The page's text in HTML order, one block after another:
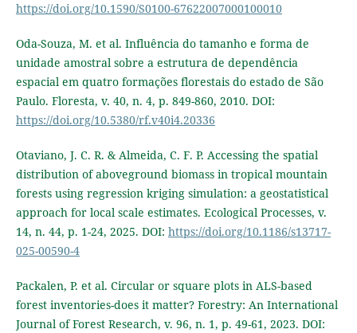
https://doi.org/10.1590/S0100-67622007000100010
Oda-Souza, M. et al. Influência do tamanho e forma de
unidade amostral sobre a estrutura de dependência
espacial em quatro formações florestais do estado de São
Paulo. Floresta, v. 40, n. 4, p. 849-860, 2010. DOI:
https://doi.org/10.5380/rf.v40i4.20336
Otaviano, J. C. R. & Almeida, C. F. P. Accessing the spatial
distribution of aboveground biomass in tropical mountain
forests using regression kriging simulation: a geostatistical
approach for local scale estimates. Ecological Processes, v.
14, n. 44, p. 1-24, 2025. DOI: https://doi.org/10.1186/s13717-
025-00590-4
Packalen, P. et al. Circular or square plots in ALS-based
forest inventories-does it matter? Forestry: An International
Journal of Forest Research, v. 96, n. 1, p. 49-61, 2023. DOI: